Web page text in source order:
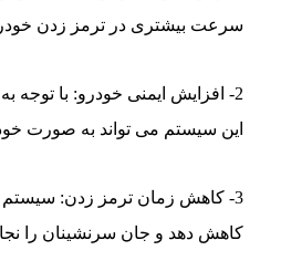
سرعت بیشتری در ترمز زدن
2- افزایش ایمنی خودرو: با
این سیستم می تواند به صورت
3- کاهش زمان ترمز زدن:
کاهش دهد و جان سرنشینان را